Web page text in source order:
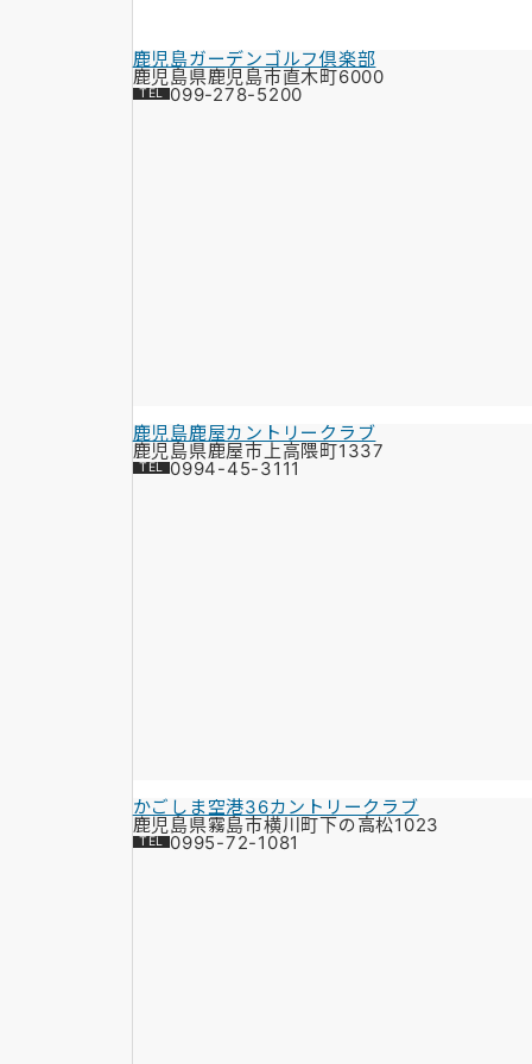
鹿児島ガーデンゴルフ倶楽部
鹿児島県鹿児島市直木町6000
099-278-5200
鹿児島鹿屋カントリークラブ
鹿児島県鹿屋市上高隈町1337
0994-45-3111
かごしま空港36カントリークラブ
鹿児島県霧島市横川町下の高松1023
0995-72-1081